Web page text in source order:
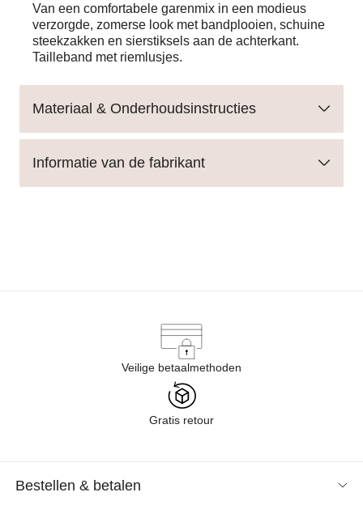
Van een comfortabele garenmix in een modieus
verzorgde, zomerse look met bandplooien, schuine
steekzakken en sierstiksels aan de achterkant.
Tailleband met riemlusjes.
Materiaal & Onderhoudsinstructies
Informatie van de fabrikant
Veilige betaalmethoden
Gratis retour
Bestellen & betalen